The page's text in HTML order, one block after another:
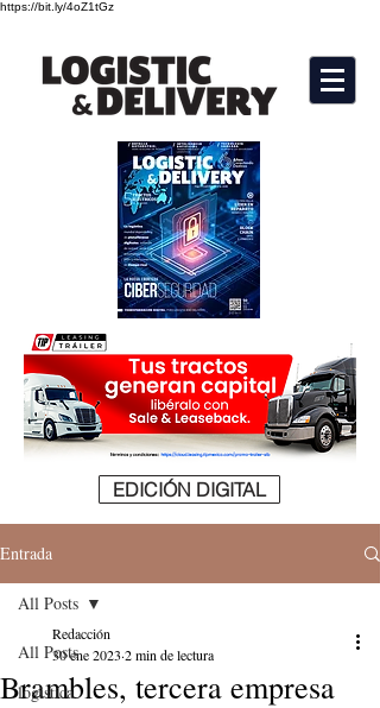
https://bit.ly/4oZ1tGz
EDICIÓN DIGITAL
Entrada
All Posts
logistica
All Posts
Brambles, tercera empresa
Redacción
30 ene 2023 2 min de lectura